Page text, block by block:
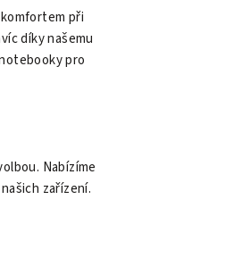
při
díky našemu
pro
Nabízíme
zařízení.